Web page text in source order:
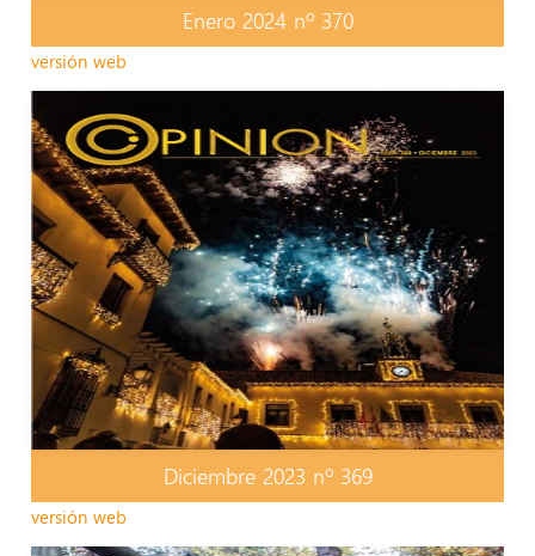
Enero 2024 nº 370
versión web
Diciembre 2023 nº 369
versión web